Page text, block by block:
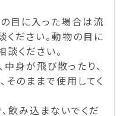
目に入った場合は流
ください。動物の目に
ください。
身が飛び散ったり、
のままで使用してく
飲み込まないでくだ